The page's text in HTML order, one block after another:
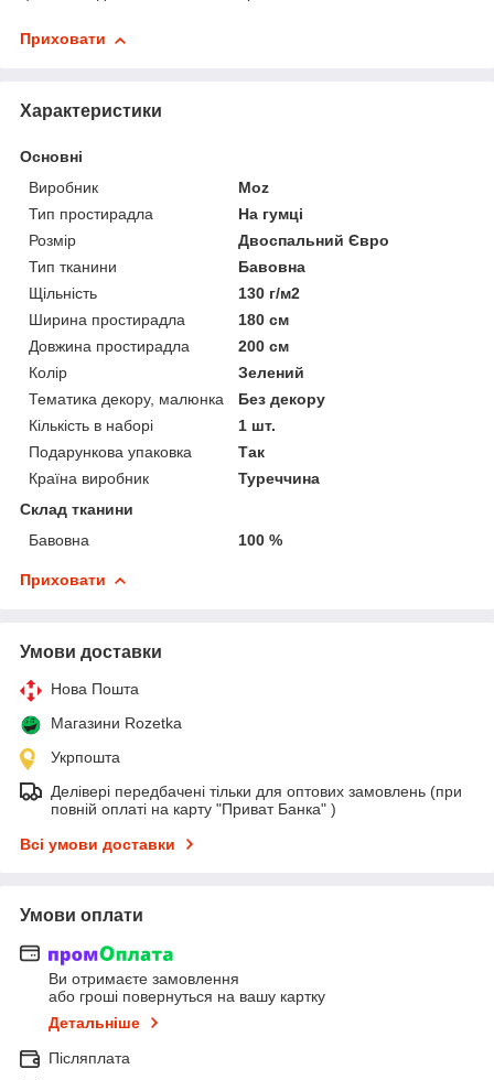
Приховати
Характеристики
Основні
Виробник
Moz
Тип простирадла
На гумці
Розмір
Двоспальний Євро
Тип тканини
Бавовна
Щільність
130 г/м2
Ширина простирадла
180 см
Довжина простирадла
200 см
Колір
Зелений
Тематика декору, малюнка
Без декору
Кількість в наборі
1 шт.
Подарункова упаковка
Так
Країна виробник
Туреччина
Склад тканини
Бавовна
100 %
Приховати
Умови доставки
Нова Пошта
Магазини Rozetka
Укрпошта
Делівері передбачені тільки для оптових замовлень (при
повній оплаті на карту "Приват Банка" )
Всі умови доставки
Умови оплати
Ви отримаєте замовлення
або гроші повернуться на вашу картку
Детальніше
Післяплата